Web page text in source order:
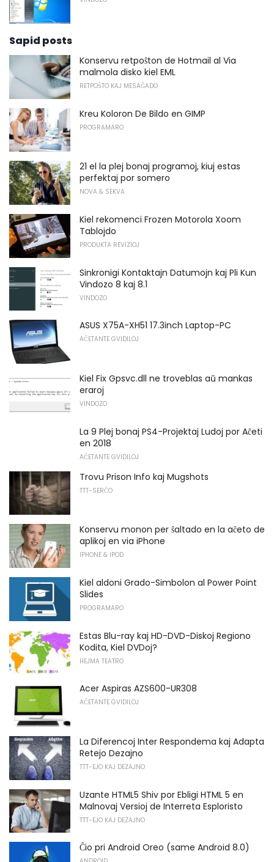
Sapid posts
Konservu retpoŝton de Hotmail al Via
malmola disko kiel EML
RETPOŜTO KAJ MESAĜADO
Kreu Koloron De Bildo en GIMP
PROGRAMARO
21 el la plej bonaj programoj, kiuj estas
perfektaj por somero
NOVA & SEKVA
Kiel rekomenci Frozen Motorola Xoom
Tablojdo
PRODUKTA REVIZIOJ
Sinkronigi Kontaktajn Datumojn kaj Pli Kun
Vindozo 8 kaj 8.1
VINDOZO
ASUS X75A-XH51 17.3inch Laptop-PC
AĈETANTE GVIDILOJ
Kiel Fix Gpsvc.dll ne troveblas aŭ mankas
eraroj
VINDOZO
La 9 Plej bonaj PS4-Projektaj Ludoj por Aĉeti
en 2018
AĈETANTE GVIDILOJ
Trovu Prison Info kaj Mugshots
TTT-SERĈO
Konservu monon per ŝaltado en la aĉeto de
aplikoj en via iPhone
IPHONE & IPOD
Kiel aldoni Grado-Simbolon al Power Point
Slides
PROGRAMARO
Estas Blu-ray kaj HD-DVD-Diskoj Regiono
Kodita, Kiel DVDoj?
HEJMA TEATRO
Acer Aspiras AZS600-UR308
AĈETANTE GVIDILOJ
La Diferencoj Inter Respondema kaj Adapta
Retejo Dezajno
TTT-EJO KAJ DEZAJNO
Uzante HTML5 Shiv por Ebligi HTML 5 en
Malnovaj Versioj de Interreta Esploristo
TTT-EJO KAJ DEZAJNO
Ĉio pri Android Oreo (same Android 8.0)